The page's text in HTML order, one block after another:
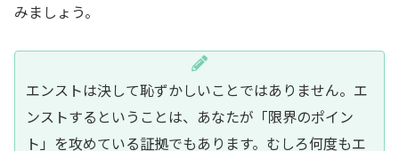
みましょう。
エンストは決して恥ずかしいことではありません。エ
ンストするということは、あなたが「限界のポイン
ト」を攻めている証拠でもあります。むしろ何度もエ